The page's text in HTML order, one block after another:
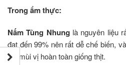
Trong ẩm thực:
Nấm Tùng Nhung là nguyên liệu
đạt đến 99% nên rất dễ chế biến,
Có mùi vị hoàn toàn giống thịt.